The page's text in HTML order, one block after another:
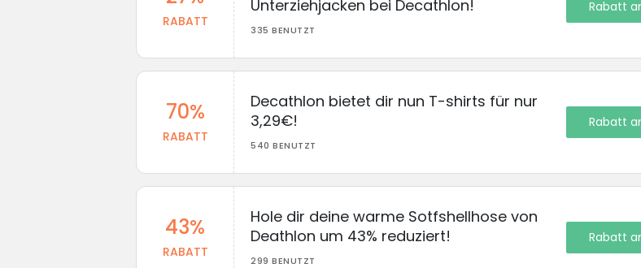
RABATT
Unterziehjacken bei Decathlon!
335 BENUTZT
Rabatt
70%
RABATT
Decathlon bietet dir nun T-shirts für nur
3,29€!
540 BENUTZT
Rabatt
43%
RABATT
Hole dir deine warme Sotfshellhose von
Deathlon um 43% reduziert!
299 BENUTZT
Rabatt